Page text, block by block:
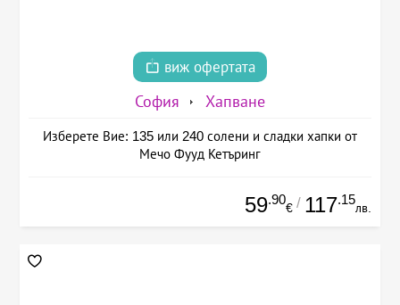
виж офертата
София Хапване
Изберете Вие: 135 или 240 солени и сладки хапки от
Мечо Фууд Кетъринг
59.90
€ / 117.15
лв.